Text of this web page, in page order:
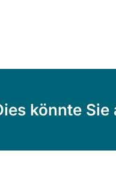
könnte